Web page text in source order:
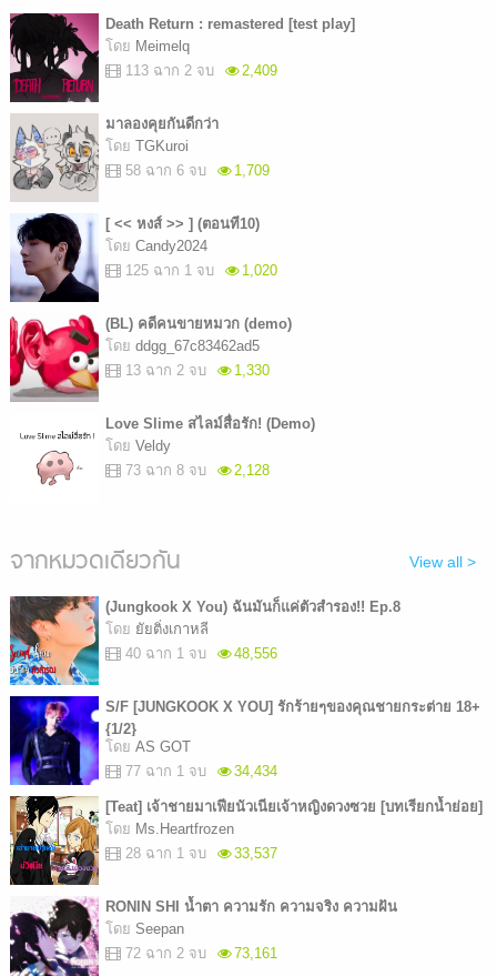
Death Return : remastered [test play]
โดย Meimelq
113 ฉาก 2 จบ
2,409
มาลองคุยกันดีกว่า
โดย TGKuroi
58 ฉาก 6 จบ
1,709
[ << หงส์ >> ] (ตอนที10)
โดย Candy2024
125 ฉาก 1 จบ
1,020
(BL) คดีคนขายหมวก (demo)
โดย ddgg_67c83462ad5
13 ฉาก 2 จบ
1,330
Love Slime สไลม์สื่อรัก! (Demo)
โดย Veldy
73 ฉาก 8 จบ
2,128
จากหมวดเดียวกัน View all >
(Jungkook X You) ฉันมันก็แค่ตัวสำรอง!! Ep.8
โดย ยัยติ่งเกาหลี
40 ฉาก 1 จบ
48,556
S/F [JUNGKOOK X YOU] รักร้ายๆของคุณชายกระต่าย 18+
{1/2}
โดย AS GOT
77 ฉาก 1 จบ
34,434
[Teat] เจ้าชายมาเฟียนัวเนียเจ้าหญิงดวงซวย [บทเรียกน้ำย่อย]
โดย Ms.Heartfrozen
28 ฉาก 1 จบ
33,537
RONIN SHI น้ำตา ความรัก ความจริง ความฝัน
โดย Seepan
72 ฉาก 2 จบ
73,161